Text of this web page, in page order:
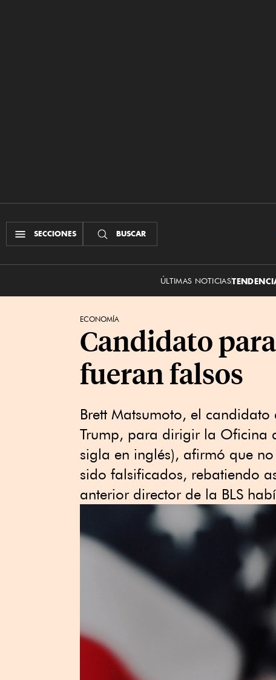
SECCIONES BUSCAR
ÚLTIMAS NOTICIAS
ECONOMÍA
Candidato
fueran falsos
Brett Matsumoto, el
Trump, para dirigir la Oficina
sigla en inglés), afirmó que
sido falsificados, rebatiendo
anterior director de la BLS